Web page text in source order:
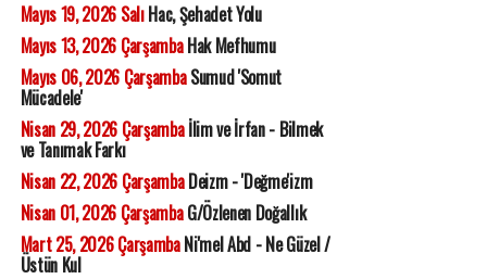
Mayıs 19, 2026 SalıHac, Şehadet Yolu
Mayıs 13, 2026 ÇarşambaHak Mefhumu
Mayıs 06, 2026 ÇarşambaSumud 'Somut
Mücadele'
Nisan 29, 2026 Çarşambaİlim ve İrfan - Bilmek
ve Tanımak Farkı
Nisan 22, 2026 ÇarşambaDeizm - 'Değme'izm
Nisan 01, 2026 ÇarşambaG/Özlenen Doğallık
Mart 25, 2026 ÇarşambaNi'mel Abd - Ne Güzel /
Üstün Kul